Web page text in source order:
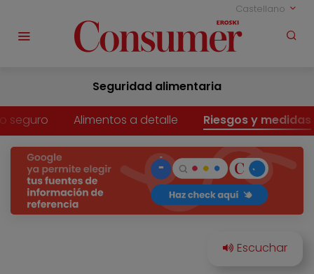
Castellano
Seguridad alimentaria
seguro Alimentos a detalle Riesgos y medidas